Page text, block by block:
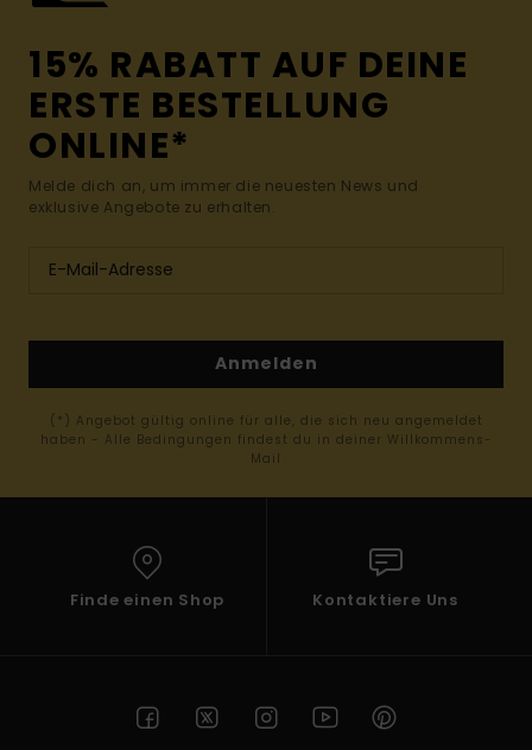
15% RABATT AUF DEINE
ERSTE BESTELLUNG
ONLINE*
Melde dich an, um immer die neuesten News und
exklusive Angebote zu erhalten.
Anmelden
(*) Angebot gültig online für alle, die sich neu angemeldet
haben - Alle Bedingungen findest du in deiner Willkommens-
Mail
Finde einen Shop Kontaktiere Uns